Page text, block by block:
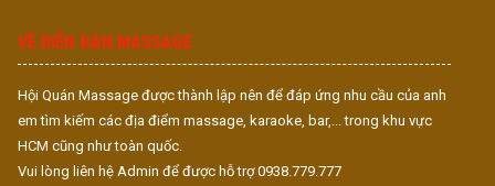
VỀ DIỄN ĐÀN MASSAGE
Hội Quán Massage được thành lập nên để đáp ứng nhu cầu của anh
em tìm kiếm các địa điểm massage, karaoke, bar,... trong khu vực
HCM cũng như toàn quốc.
Vui lòng liên hệ Admin để được hỗ trợ 0938.779.777